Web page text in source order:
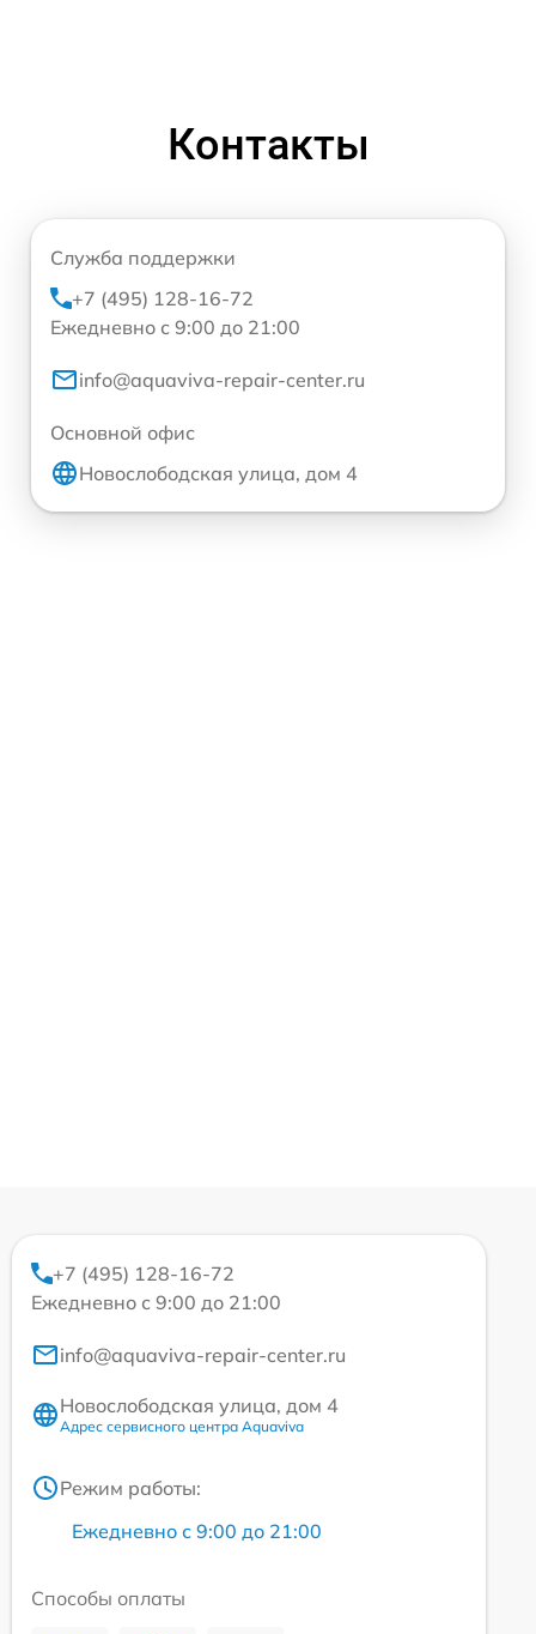
Контакты
Служба поддержки
+7 (495) 128-16-72
Ежедневно с 9:00 до 21:00
info@aquaviva-repair-center.ru
Основной офис
Новослободская улица, дом 4
+7 (495) 128-16-72
Ежедневно с 9:00 до 21:00
info@aquaviva-repair-center.ru
Новослободская улица, дом 4
Адрес сервисного центра Aquaviva
Режим работы:
Ежедневно с 9:00 до 21:00
Способы оплаты